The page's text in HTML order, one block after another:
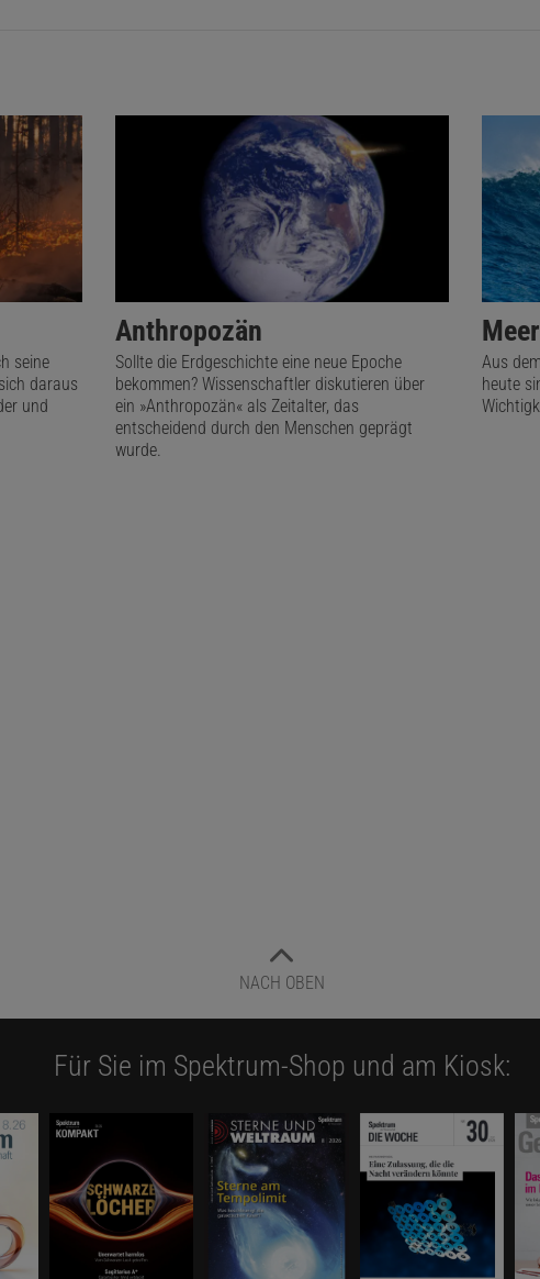
seine
daraus
und
Anthropozän
Sollte die Erdgeschichte eine neue Epoche
bekommen? Wissenschaftler diskutieren über
ein »Anthropozän« als Zeitalter, das
entscheidend durch den Menschen geprägt
wurde.
Aus
heute
NACH OBEN
Für Sie im Spektrum-Shop und am Kiosk: